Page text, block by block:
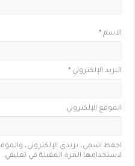
الاسم*
البريد الإلكتروني*
الموقع الإلكتروني
احفظ اسمي، بريدي الإلكتروني،
لاستخدامها المرة المقبلة في تعليقي.